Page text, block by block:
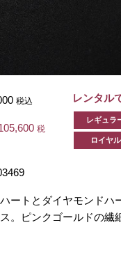
税込
税
レンタル
レギュラ
ロイヤル
ートとダイヤモンドハ
。ピンクゴールドの繊